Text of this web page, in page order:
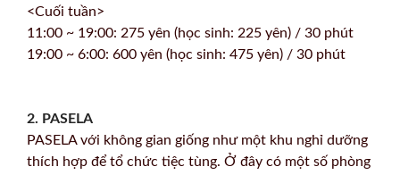
<Cuối tuần>
11:00 ~ 19:00: 275 yên (học sinh: 225 yên) / 30 phút
19:00 ~ 6:00: 600 yên (học sinh: 475 yên) / 30 phút
2. PASELA
PASELA với không gian giống như một khu nghỉ dưỡng
thích hợp để tổ chức tiệc tùng. Ở đây có một số phòng